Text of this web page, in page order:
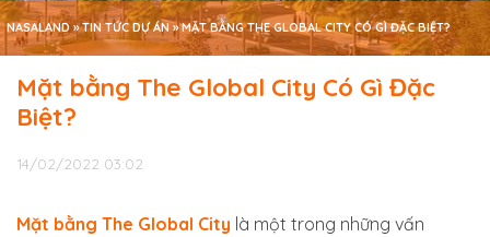
NASALAND »TIN TỨC DỰ ÁN »MẶT BẰNG THE GLOBAL CITY CÓ GÌ ĐẶC BIỆT?
Mặt bằng The Global City Có Gì Đặc
Biệt?
14/02/2022 03:02
Mặt bằng The Global City là một trong những vấn